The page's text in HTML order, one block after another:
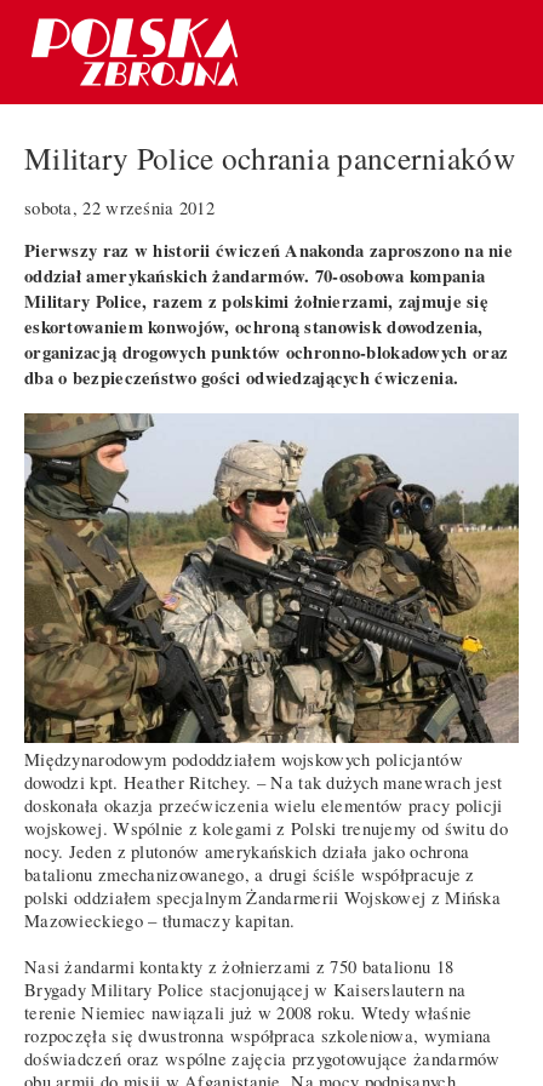
Military Police ochrania pancerniaków
sobota, 22 września 2012
Pierwszy raz w historii ćwiczeń Anakonda zaproszono na nie
oddział amerykańskich żandarmów. 70-osobowa kompania
Military Police, razem z polskimi żołnierzami, zajmuje się
eskortowaniem konwojów, ochroną stanowisk dowodzenia,
organizacją drogowych punktów ochronno-blokadowych oraz
dba o bezpieczeństwo gości odwiedzających ćwiczenia.
Międzynarodowym pododdziałem wojskowych policjantów
dowodzi kpt. Heather Ritchey. – Na tak dużych manewrach jest
doskonała okazja przećwiczenia wielu elementów pracy policji
wojskowej. Wspólnie z kolegami z Polski trenujemy od świtu do
nocy. Jeden z plutonów amerykańskich działa jako ochrona
batalionu zmechanizowanego, a drugi ściśle współpracuje z
polski oddziałem specjalnym Żandarmerii Wojskowej z Mińska
Mazowieckiego – tłumaczy kapitan.
Nasi żandarmi kontakty z żołnierzami z 750 batalionu 18
Brygady Military Police stacjonującej w Kaiserslautern na
terenie Niemiec nawiązali już w 2008 roku. Wtedy właśnie
rozpoczęła się dwustronna współpraca szkoleniowa, wymiana
doświadczeń oraz wspólne zajęcia przygotowujące żandarmów
obu armii do misji w Afganistanie. Na mocy podpisanych